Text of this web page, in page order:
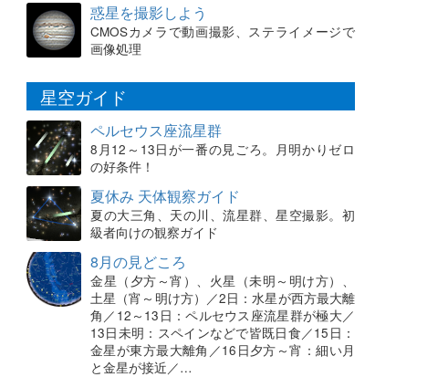
惑星を撮影しよう
CMOSカメラで動画撮影、ステライメージで
画像処理
星空ガイド
ペルセウス座流星群
8月12～13日が一番の見ごろ。月明かりゼロ
の好条件！
夏休み 天体観察ガイド
夏の大三角、天の川、流星群、星空撮影。初
級者向けの観察ガイド
8月の見どころ
金星（夕方～宵）、火星（未明～明け方）、
土星（宵～明け方）／2日：水星が西方最大離
角／12～13日：ペルセウス座流星群が極大／
13日未明：スペインなどで皆既日食／15日：
金星が東方最大離角／16日夕方～宵：細い月
と金星が接近／…